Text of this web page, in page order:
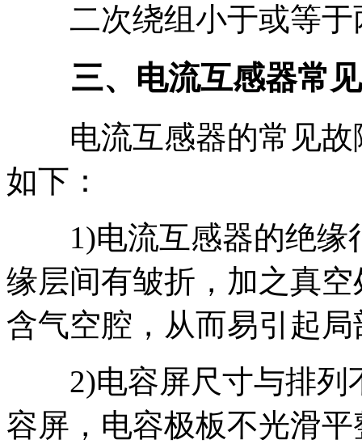
二次绕组小于或等于
三、电流互感器常见
电流互感器的常见故
如下：
1)电流互感器的绝缘
缘层间有皱折，加之真
含气空腔，从而易引起
2)电容屏尺寸与排列
容屏，电容极板不光滑